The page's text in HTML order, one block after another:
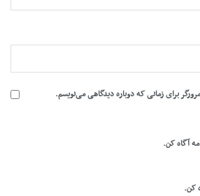
برای زمانی که دوباره دیدگاهی می‌نویسم.
آگاه کن.
کن.